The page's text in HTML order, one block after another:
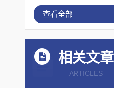
查看全部
相关文章
ARTICLES